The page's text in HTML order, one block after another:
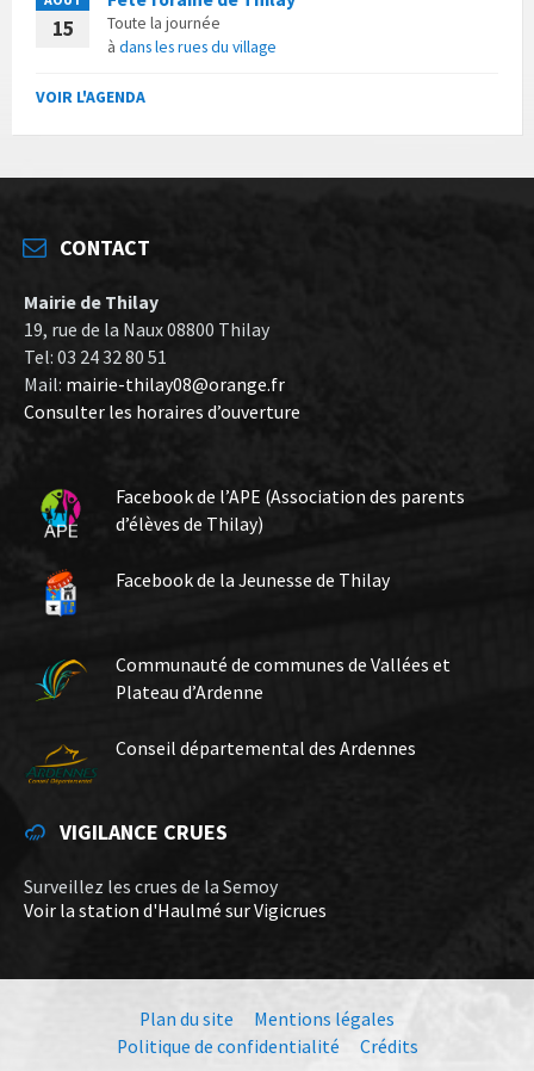
15
Toute la journée
à dans les rues du village
VOIR L'AGENDA
CONTACT
Mairie de Thilay
19, rue de la Naux 08800 Thilay
Tel: 03 24 32 80 51
Mail: mairie-thilay08@orange.fr
Consulter les horaires d’ouverture
Facebook de l’APE (Association des parents
d’élèves de Thilay)
Facebook de la Jeunesse de Thilay
Communauté de communes de Vallées et
Plateau d’Ardenne
Conseil départemental des Ardennes
VIGILANCE CRUES
Surveillez les crues de la Semoy
Voir la station d'Haulmé sur Vigicrues
Plan du site
Mentions légales
Politique de confidentialité
Crédits